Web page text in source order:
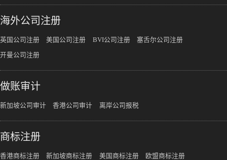
海外公司注册
英国公司注册 美国公司注册 BVI公司注册 塞舌尔公司注册
开曼公司注册
做账审计
新加坡公司审计 香港公司审计 离岸公司报税
商标注册
香港商标注册 新加坡商标注册 美国商标注册 欧盟商标注册